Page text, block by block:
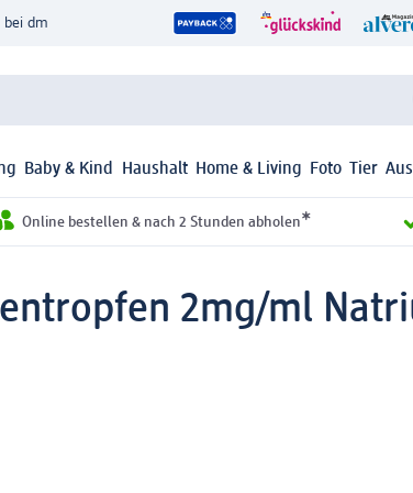
bei dm
Baby & Kind Haushalt Home & Living Foto Tier
Online bestellen & nach 2 Stunden abholen*
2mg/ml